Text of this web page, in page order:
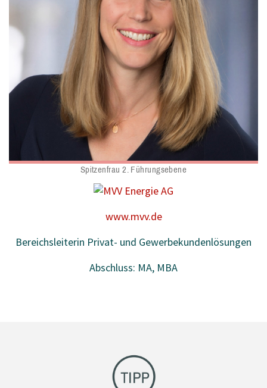
Spitzenfrau 2. Führungsebene
www.mvv.de
Bereichsleiterin Privat- und Gewerbekundenlösungen
Abschluss: MA, MBA